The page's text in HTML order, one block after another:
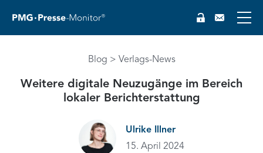
Blog Verlags-News
Weitere digitale Neuzugänge im Bereich
lokaler Berichterstattung
Ulrike Illner
15. April 2024